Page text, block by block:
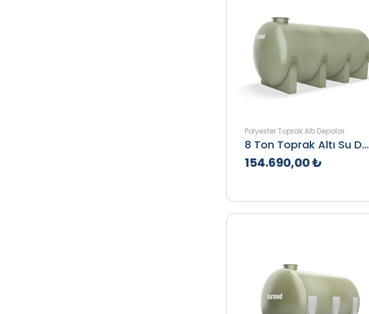
Polyester Toprak Altı Depolar
8 Ton Toprak Altı Su Deposu
154.690,00 ₺
Teklif Al İncele